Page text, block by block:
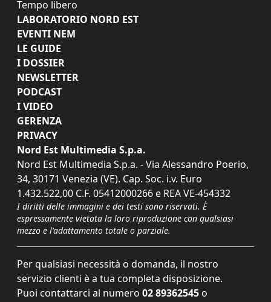
Tempo libero
LABORATORIO NORD EST
EVENTI NEM
LE GUIDE
I DOSSIER
NEWSLETTER
PODCAST
I VIDEO
GERENZA
PRIVACY
Nord Est Multimedia S.p.a.
Nord Est Multimedia S.p.a. - Via Alessandro Poerio,
34, 30171 Venezia (VE). Cap. Soc. i.v. Euro
1.432.522,00 C.F. 05412000266 e REA VE-454332
I diritti delle immagini e dei testi sono riservati. È
espressamente vietata la loro riproduzione con qualsiasi
mezzo e l'adattamento totale o parziale.
Per qualsiasi necessità o domanda, il nostro
servizio clienti è a tua completa disposizione.
Puoi contattarci al numero 02 89362545 o